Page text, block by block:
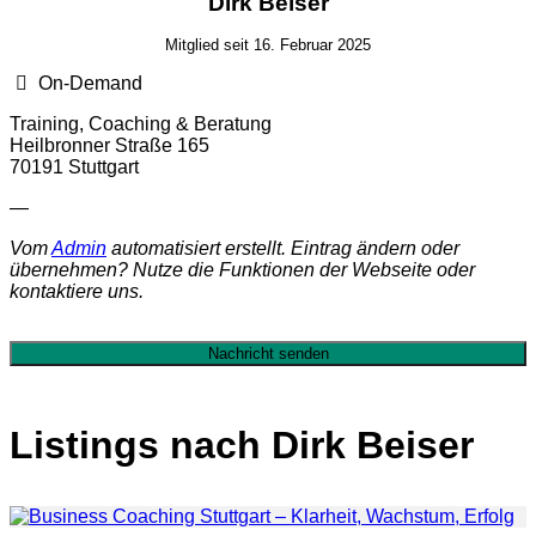
Mitglied seit 16. Februar 2025
On-Demand
Training, Coaching & Beratung
Heilbronner Straße 165
70191 Stuttgart
—
VomAdmin automatisiert erstellt. Eintrag ändern oder
übernehmen? Nutze die Funktionen der Webseite oder
kontaktiere uns.
Nachricht senden
Listings nach Dirk Beiser